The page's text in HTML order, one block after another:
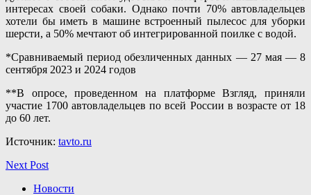
интересах своей собаки. Однако почти 70% автовладельцев
хотели бы иметь в машине встроенный пылесос для уборки
шерсти, а 50% мечтают об интегрированной поилке с водой.
*Сравниваемый период обезличенных данных — 27 мая — 8
сентября 2023 и 2024 годов
**В опросе, проведенном на платформе Взгляд, приняли
участие 1700 автовладельцев по всей России в возрасте от 18
до 60 лет.
Источник: tavto.ru
Next Post
Новости